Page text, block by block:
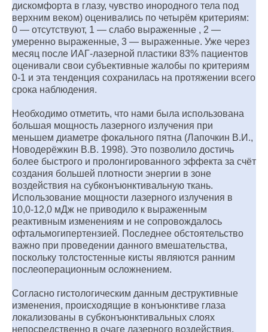
дискомфорта в глазу, чувство инородного тела под
верхним веком) оценивались по четырём критериям:
0 — отсутствуют, 1 — слабо выраженные , 2 —
умеренно выраженные, 3 — выраженные. Уже через
месяц после ИАГ-лазерной пластики 83% пациентов
оценивали свои субъективные жалобы по критериям
0-1 и эта тенденция сохранилась на протяжении всего
срока наблюдения.
Необходимо отметить, что нами была использована
большая мощность лазерного излучения при
меньшем диаметре фокального пятна (Лапочкин В.И.,
Новодерёжкин В.В. 1998). Это позволило достичь
более быстрого и пролонгированного эффекта за счёт
создания большей плотности энергии в зоне
воздействия на субконъюнктивальную ткань.
Использование мощности лазерного излучения в
10,0-12,0 мДж не приводило к выраженным
реактивным изменениям и не сопровождалось
офтальмогипертензией. Последнее обстоятельство
важно при проведении данного вмешательства,
поскольку толстостенные кисты являются ранним
послеоперационным осложнением.
Согласно гистологическим данным деструктивные
изменения, происходящие в конъюнктиве глаза
локализованы в субконъюнктивальных слоях
непосредственно в очаге лазерного воздействия.